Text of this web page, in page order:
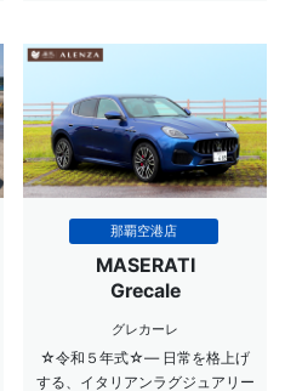
那覇空港店
MASERATI
Grecale
グレカーレ
☆令和５年式☆― 日常を格上げ
する、イタリアンラグジュアリー